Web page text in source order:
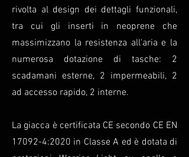
rivolta al design dei dettagli funzionali,
tra cui gli inserti in neoprene che
massimizzano la resistenza all'aria e la
numerosa dotazione di tasche: 2
scadamani esterne, 2 impermeabili, 2
ad accesso rapido, 2 interne.
La giacca è certificata CE secondo CE EN
17092-4:2020 in Classe A ed è dotata di